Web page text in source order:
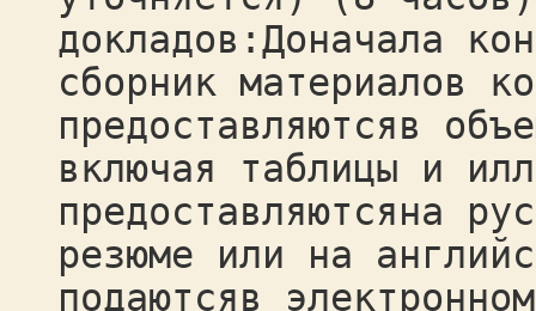
докладов:Доначала
сборник материалов
предоставляютсяв
включая таблицы и
предоставляютсяна
резюме или на
подаютсяв